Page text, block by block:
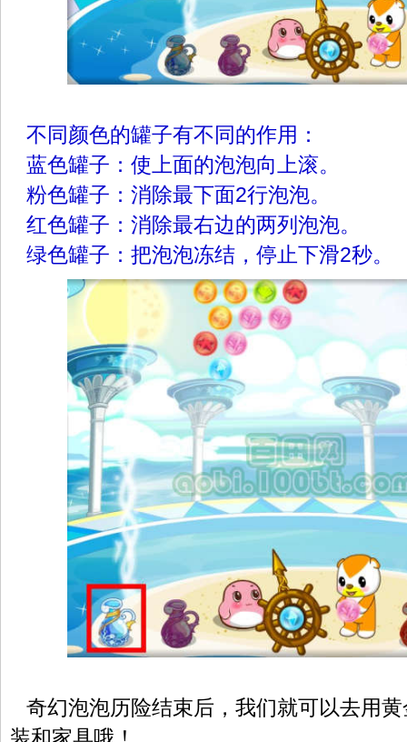
不同颜色的罐子有不同的作用：
蓝色罐子：使上面的泡泡向上滚。
粉色罐子：消除最下面2行泡泡。
红色罐子：消除最右边的两列泡泡。
绿色罐子：把泡泡冻结，停止下滑2秒。
奇幻泡泡历险结束后，我们就可以去用